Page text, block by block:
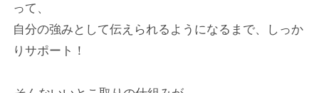
って、
自分の強みとして伝えられるようになるまで、しっか
りサポート！